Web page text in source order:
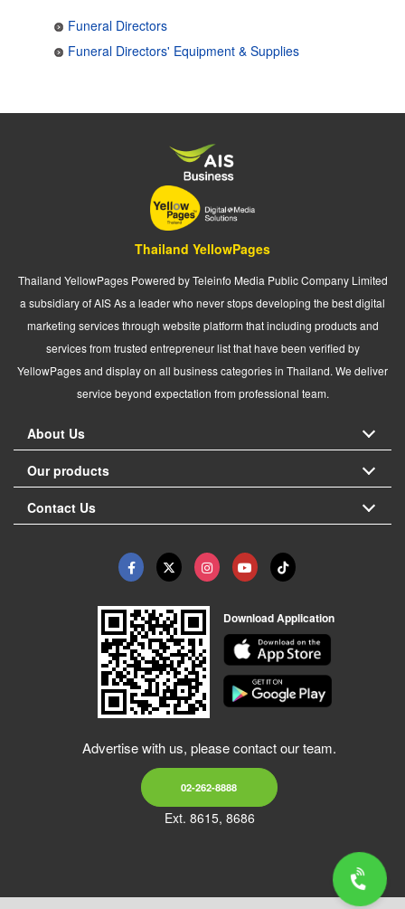
Funeral Directors
Funeral Directors' Equipment & Supplies
Thailand YellowPages
Thailand YellowPages Powered by Teleinfo Media Public Company Limited
a subsidiary of AIS As a leader who never stops developing the best digital
marketing services through website platform that including products and
services from trusted entrepreneur list that have been verified by
YellowPages and display on all business categories in Thailand. We deliver
service beyond expectation from professional team.
About Us
Our products
Contact Us
Download Application
Advertise with us, please contact our team.
02-262-8888
Ext. 8615, 8686